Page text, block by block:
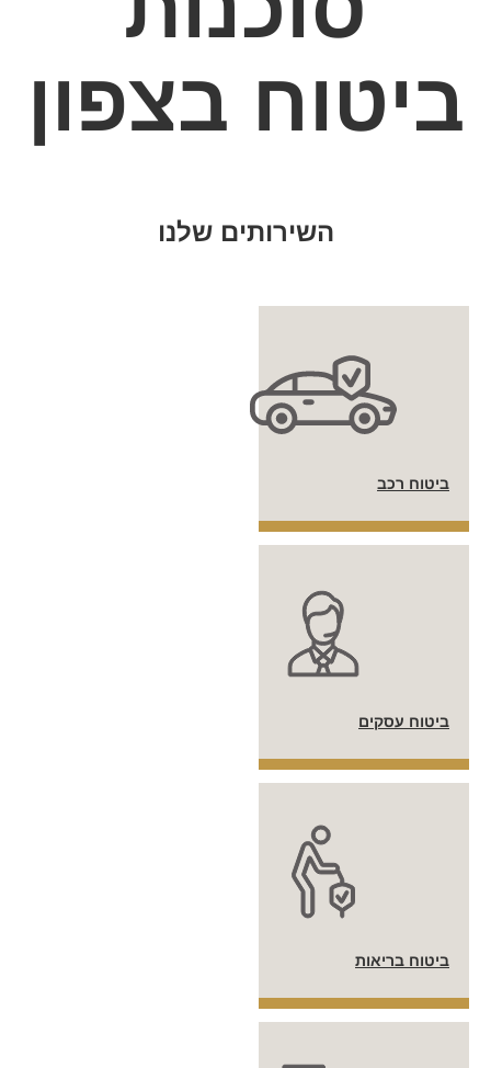
ביטוח בצפון
השירותים שלנו
ביטוח רכב
ביטוח עסקים
ביטוח בריאות